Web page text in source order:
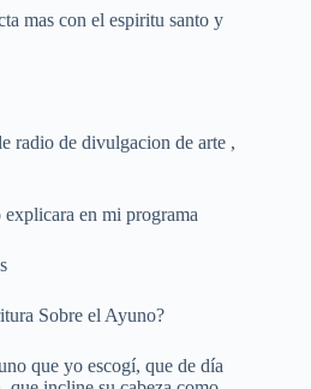
mas con el espiritu santo y
radio de divulgacion de arte ,
en mi programa
Sobre el Ayuno?
que yo escogí, que de día